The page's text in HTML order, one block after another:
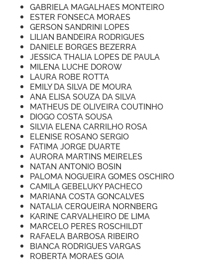
GABRIELA MAGALHAES MONTEIRO
ESTER FONSECA MORAES
GERSON SANDRINI LOPES
LILIAN BANDEIRA RODRIGUES
DANIELE BORGES BEZERRA
JESSICA THALIA LOPES DE PAULA
MILENA LUCHE DOROW
LAURA ROBE ROTTA
EMILY DA SILVA DE MOURA
ANA ELISA SOUZA DA SILVA
MATHEUS DE OLIVEIRA COUTINHO
DIOGO COSTA SOUSA
SILVIA ELENA CARRILHO ROSA
ELENISE ROSANO SERGIO
FATIMA JORGE DUARTE
AURORA MARTINS MEIRELES
NATAN ANTONIO BOSIN
PALOMA NOGUEIRA GOMES OSCHIRO
CAMILA GEBELUKY PACHECO
MARIANA COSTA GONCALVES
NATALIA CERQUEIRA NORNBERG
KARINE CARVALHEIRO DE LIMA
MARCELO PERES ROSCHILDT
RAFAELA BARBOSA RIBEIRO
BIANCA RODRIGUES VARGAS
ROBERTA MORAES GOIA